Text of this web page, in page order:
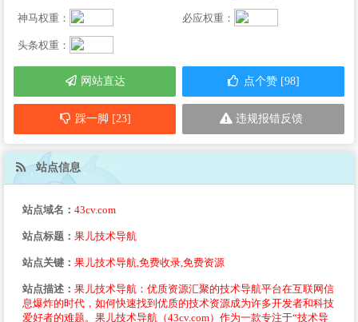
神马权重： 必应权重：
头条权重：
网站直达 点个赞 [98]
踩一脚 [23] 违规报错反馈
站点信息
站点域名： 43cv.com
站点标题： 果儿技术导航
站点关键： 果儿技术导航,免费收录,免费资源
站点描述： 果儿技术导航：优质资源汇聚的技术导航平台在互联网信
息爆炸的时代，如何快速找到优质的技术资源成为许多开发者和科技
爱好者的难题。果儿技术导航（43cv.com）作为一款专注于“技术导